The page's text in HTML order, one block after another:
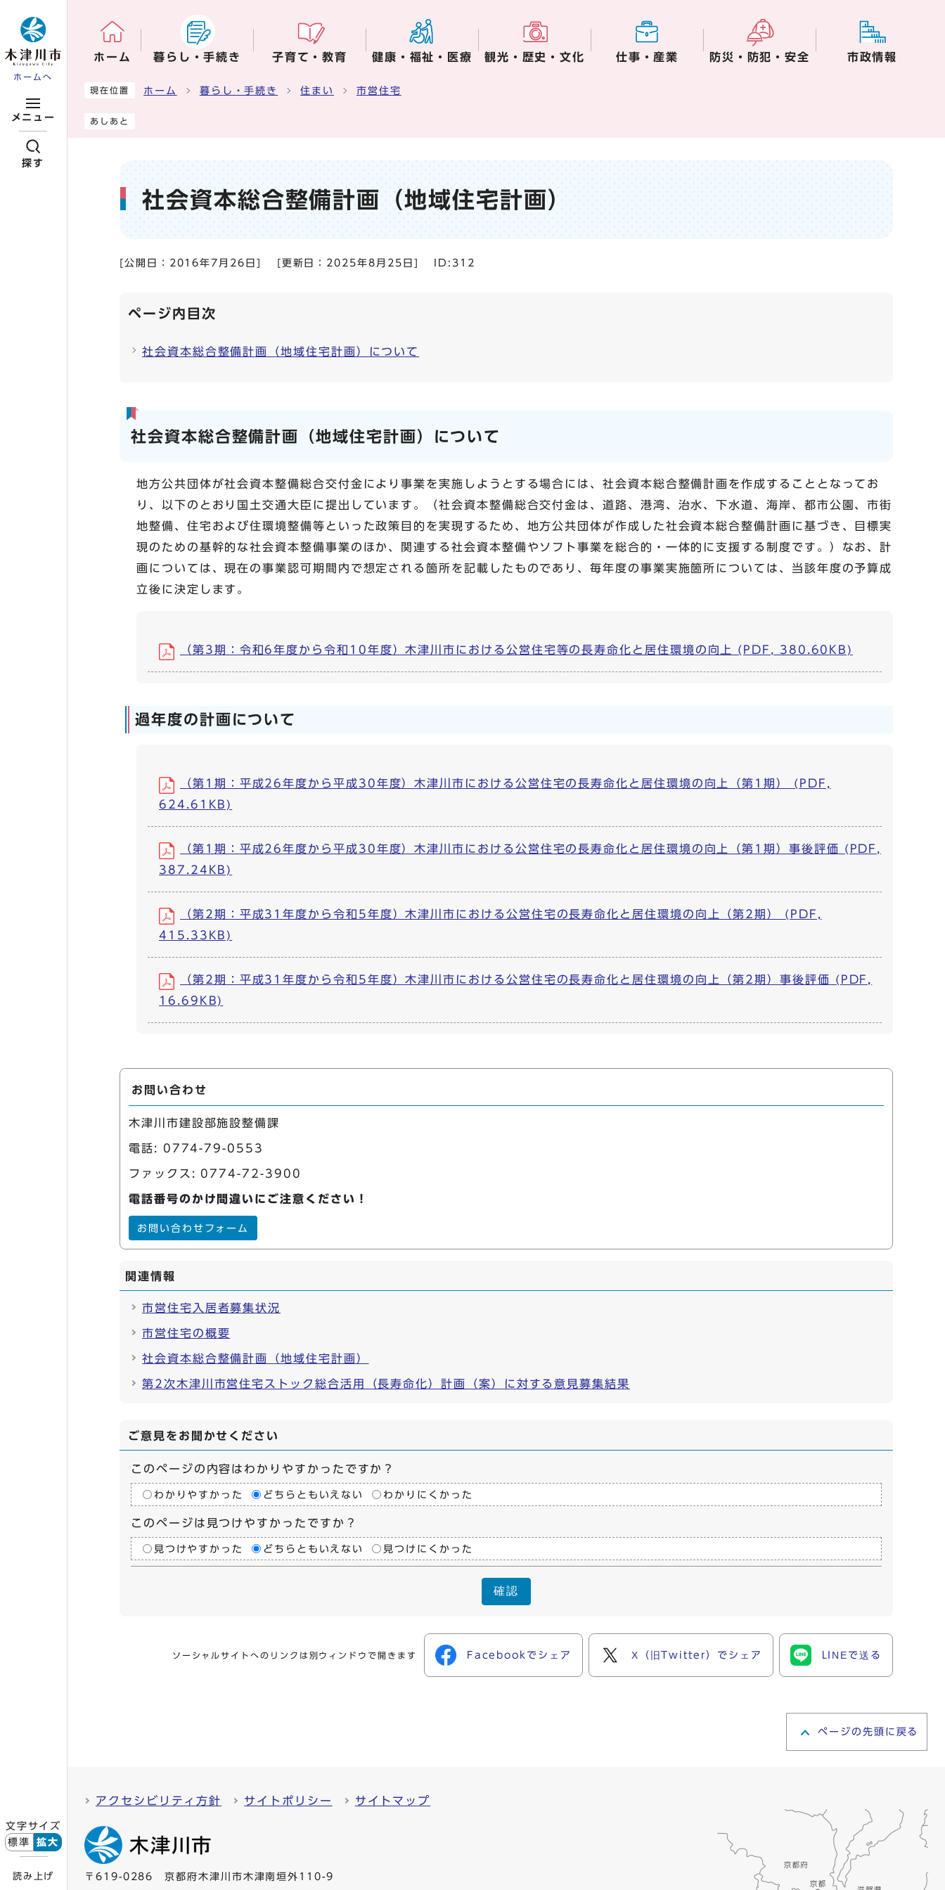
ホームへ
メニュー
探す
文字サイズ
標準
拡大
読み上げ
ホーム 暮らし・手続き 子育て・教育 健康・福祉・医療 観光・歴史・文化 仕事・産業 防災・防犯・安全 市政情報
ここから本文です
現在位置 ホーム 暮らし・手続き 住まい 市営住宅
あしあと
社会資本総合整備計画（地域住宅計画）
[公開日： 2016年7月26日 [更新日： 2025年8月25日 ID:312
ページ内目次
社会資本総合整備計画（地域住宅計画）について
社会資本総合整備計画（地域住宅計画）について
地方公共団体が社会資本整備総合交付金により事業を実施しようとする場合には、社会資本総合整備計画を作成することとなってお
り、以下のとおり国土交通大臣に提出しています。（社会資本整備総合交付金は、道路、港湾、治水、下水道、海岸、都市公園、市街
地整備、住宅および住環境整備等といった政策目的を実現するため、地方公共団体が作成した社会資本総合整備計画に基づき、目標実
現のための基幹的な社会資本整備事業のほか、関連する社会資本整備やソフト事業を総合的・一体的に支援する制度です。）なお、計
画については、現在の事業認可期間内で想定される箇所を記載したものであり、毎年度の事業実施箇所については、当該年度の予算成
立後に決定します。
（第3期：令和6年度から令和10年度）木津川市における公営住宅等の長寿命化と居住環境の向上 (PDF, 380.60KB)
過年度の計画について
（第1期：平成26年度から平成30年度）木津川市における公営住宅の長寿命化と居住環境の向上（第1期） (PDF,
624.61KB)
（第1期：平成26年度から平成30年度）木津川市における公営住宅の長寿命化と居住環境の向上（第1期）事後評価 (PDF,
387.24KB)
（第2期：平成31年度から令和5年度）木津川市における公営住宅の長寿命化と居住環境の向上（第2期） (PDF,
415.33KB)
（第2期：平成31年度から令和5年度）木津川市における公営住宅の長寿命化と居住環境の向上（第2期）事後評価 (PDF,
16.69KB)
お問い合わせ
木津川市建設部施設整備課
電話: 0774-79-0553
ファックス: 0774-72-3900
電話番号のかけ間違いにご注意ください！
お問い合わせフォーム
関連情報
市営住宅入居者募集状況
市営住宅の概要
社会資本総合整備計画（地域住宅計画）
第2次木津川市営住宅ストック総合活用（長寿命化）計画（案）に対する意見募集結果
ご意見をお聞かせください
このページの内容はわかりやすかったですか？
わかりやすかった どちらともいえない わかりにくかった
このページは見つけやすかったですか？
見つけやすかった どちらともいえない 見つけにくかった
確認
ソーシャルサイトへのリンクは別ウィンドウで開きます Facebookでシェア X（旧Twitter）でシェア LINEで送る
ページの先頭に戻る
アクセシビリティ方針 サイトポリシー サイトマップ
〒619-0286 京都府木津川市木津南垣外110-9